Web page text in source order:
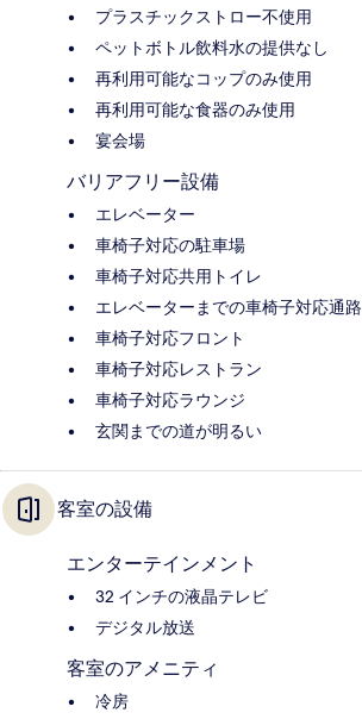
プラスチックストロー不使用
ペットボトル飲料水の提供なし
再利用可能なコップのみ使用
再利用可能な食器のみ使用
宴会場
バリアフリー設備
エレベーター
車椅子対応の駐車場
車椅子対応共用トイレ
エレベーターまでの車椅子対応通路
車椅子対応フロント
車椅子対応レストラン
車椅子対応ラウンジ
玄関までの道が明るい
客室の設備
エンターテインメント
32 インチの液晶テレビ
デジタル放送
客室のアメニティ
冷房